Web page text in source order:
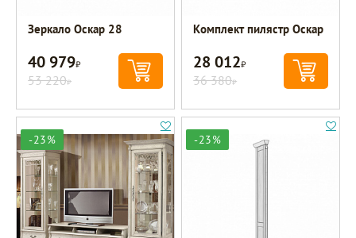
Зеркало Оскар 28
40 979Р
53 220Р
Комплект пилястр Оскар
28 012Р
36 380Р
-23% -23%